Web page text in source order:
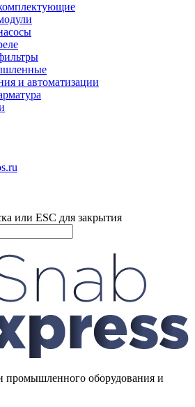
и автоматизации
или ESC для закрытия
промышленного оборудования и